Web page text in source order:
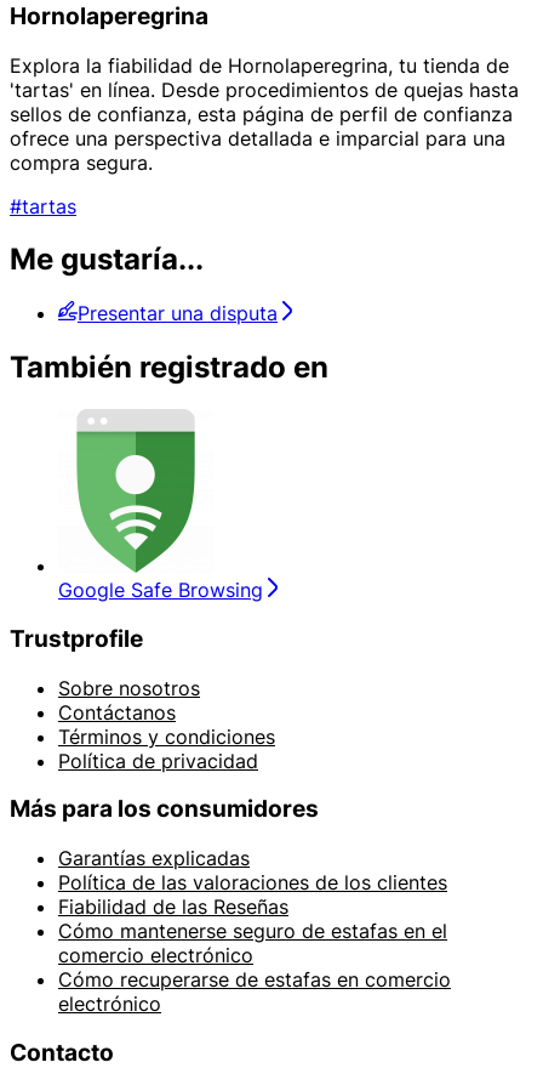
Hornolaperegrina
Explora la fiabilidad de Hornolaperegrina, tu tienda de
'tartas' en línea. Desde procedimientos de quejas hasta
sellos de confianza, esta página de perfil de confianza
ofrece una perspectiva detallada e imparcial para una
compra segura.
#tartas
Me gustaría...
Presentar una disputa
También registrado en
Google Safe Browsing
Trustprofile
Sobre nosotros
Contáctanos
Términos y condiciones
Política de privacidad
Más para los consumidores
Garantías explicadas
Política de las valoraciones de los clientes
Fiabilidad de las Reseñas
Cómo mantenerse seguro de estafas en el
comercio electrónico
Cómo recuperarse de estafas en comercio
electrónico
Contacto